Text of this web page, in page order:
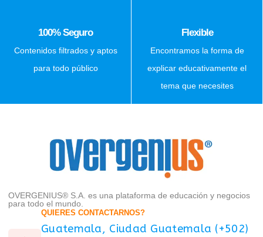
100% Seguro
Contenidos filtrados y aptos
para todo público
Flexible
Encontramos la forma de
explicar educativamente el
tema que necesites
OVERGENIUS® S.A. es una plataforma de educación y negocios
para todo el mundo.
QUIERES CONTACTARNOS?
Guatemala, Ciudad Guatemala (+502)